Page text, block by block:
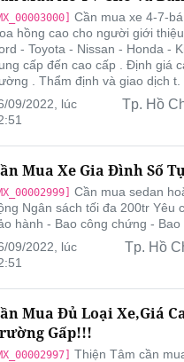
Cần mua xe 4-7-
hồng cao cho người giới
- Toyota - Nissan - Honda -
cấp đến cao cấp . Định giá
. Thẩm định và giao dịch t.
09/2022, lúc
Tp. Hồ
Mua Xe Gia Đình Số
Cần mua sedan
Ngân sách tối đa 200tr Yêu
hành - Bao công chứng - Bao
09/2022, lúc
Tp. Hồ
Mua Đủ Loại Xe,Giá
Gấp!!!
Thiện Tâm cần